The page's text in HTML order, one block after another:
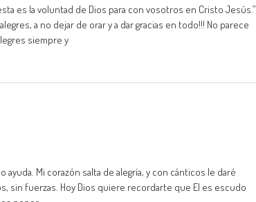
es la voluntad de Dios para con vosotros en Cristo Jesús.”
a no dejar de orar y a dar gracias en todo!!! No parece
siempre y
Mi corazón salta de alegría, y con cánticos le daré
sin fuerzas. Hoy Dios quiere recordarte que El es escudo